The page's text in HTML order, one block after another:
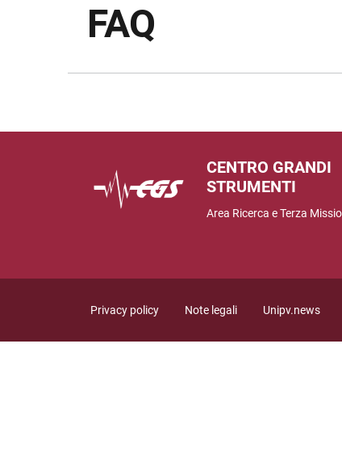
FAQ
CENTRO GRANDI
STRUMENTI
Area Ricerca e Terza
Privacy policy Note legali Unipv.news